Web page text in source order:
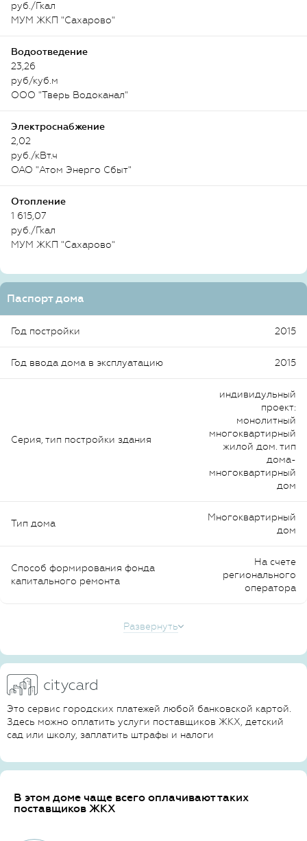
руб./Гкал
МУМ ЖКП "Сахарово"
Водоотведение
23,26
руб/куб.м
ООО "Тверь Водоканал"
Электроснабжение
2,02
руб./кВт.ч
ОАО "Атом Энерго Сбыт"
Отопление
1 615,07
руб./Гкал
МУМ ЖКП "Сахарово"
Паспорт дома
Год постройки 2015
Год ввода дома в эксплуатацию 2015
Серия, тип постройки здания
индивидульный
проект:
монолитный
многоквартирный
жилой дом. тип
дома-
многоквартирный
дом
Тип дома
Многоквартирный
дом
Способ формирования фонда
капитального ремонта
На счете
регионального
оператора
Развернуть
Это сервис городских платежей любой банковской картой.
Здесь можно оплатить услуги поставщиков ЖКХ, детский
сад или школу, заплатить штрафы и налоги
В этом доме чаще всего оплачивают таких
поставщиков ЖКХ